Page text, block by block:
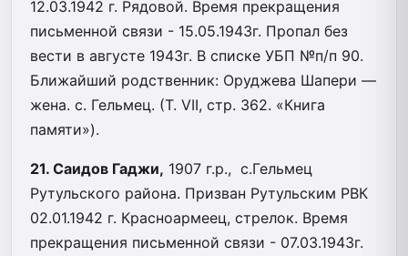
12.03.1942 г. Рядовой. Время прекращения
письменной связи - 15.05.1943г. Пропал без
вести в августе 1943г. В списке УБП №п/п 90.
Ближайший родственник: Оруджева Шапери —
жена. с. Гельмец. (Т. VII, стр. 362. «Книга
памяти»).
21. Саидов Гаджи, 1907 г.р., с.Гельмец
Рутульского района. Призван Рутульским РВК
02.01.1942 г. Красноармеец, стрелок. Время
прекращения письменной связи - 07.03.1943г.